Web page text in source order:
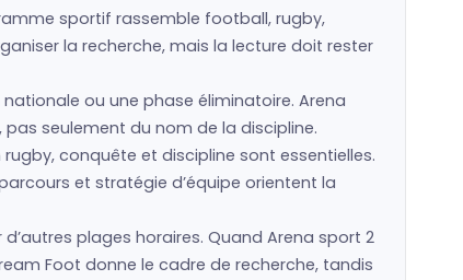
sportif rassemble football, rugby,
la recherche, mais la lecture doit rester
ou une phase éliminatoire. Arena
seulement du nom de la discipline.
conquête et discipline sont essentielles.
et stratégie d’équipe orientent la
plages horaires. Quand Arena sport 2
Foot donne le cadre de recherche, tandis